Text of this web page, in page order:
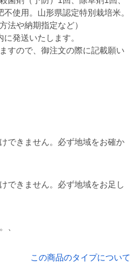
使用。山形県認定特別栽培米。
法や納期指定など）
発送いたします。
すので、御注文の際に記載願い
できません。必ず地域をお確か
できません。必ず地域をお足し
、
この商品のタイプについて